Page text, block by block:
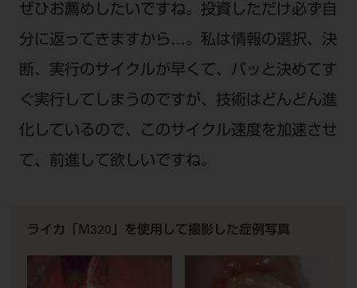
ぜひお薦めしたいですね。投資しただけ必ず自
分に返ってきますから…。私は情報の選択、決
断、実行のサイクルが早くて、パッと決めてす
ぐ実行してしまうのですが、技術はどんどん進
化しているので、このサイクル速度を加速させ
て、前進して欲しいですね。
ライカ「M320」を使用して撮影した症例写真